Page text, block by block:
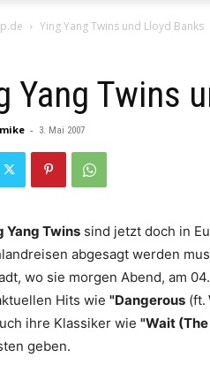
Ying Yang Twins und Lloyd Banks
Yang Twins
- 3. Mai 2007
Yang Twins sind jetzt doch in
abgesagt werden
wo sie morgen Abend, am
Hits wie "Dangerous (ft.
ihre Klassiker wie "Wait
geben.